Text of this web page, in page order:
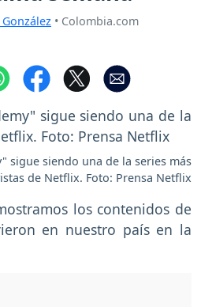
• Colombia.com
sigue siendo una de la series más
de Netflix. Foto: Prensa Netflix
los contenidos de
en nuestro país en la